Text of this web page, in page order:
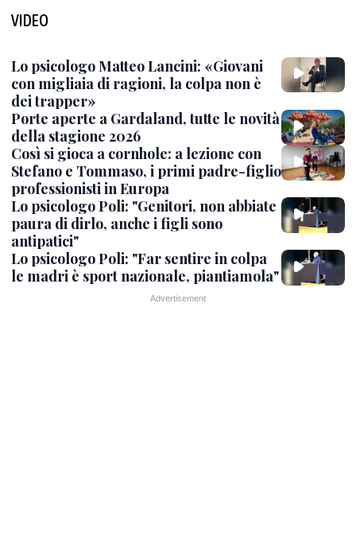
VIDEO
Lo psicologo Matteo Lancini: «Giovani
con migliaia di ragioni, la colpa non è
dei trapper»
Porte aperte a Gardaland, tutte le novità
della stagione 2026
Così si gioca a cornhole: a lezione con
Stefano e Tommaso, i primi padre-figlio
professionisti in Europa
Lo psicologo Poli: "Genitori, non abbiate
paura di dirlo, anche i figli sono
antipatici"
Lo psicologo Poli: "Far sentire in colpa
le madri è sport nazionale, piantiamola"